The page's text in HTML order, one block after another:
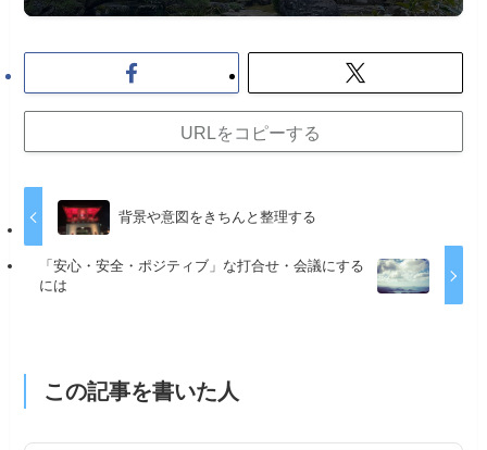
URLをコピーする
背景や意図をきちんと整理する
「安心・安全・ポジティブ」な打合せ・会議にする
には
この記事を書いた人